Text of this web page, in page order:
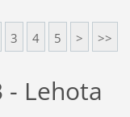
3 4 5 > >>
- Lehota